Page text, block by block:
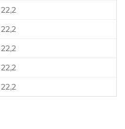
22,2
22,2
22,2
22,2
22,2